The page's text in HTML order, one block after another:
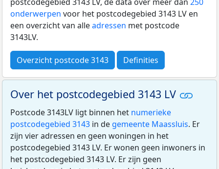
onderwerpen voor het postcodegebied 3143 LV en
een overzicht van alleadressen met postcode
3143LV.
Overzicht postcode 3143 Definities
Over het postcodegebied 3143 LV
Postcode 3143LV ligt binnen het numerieke
postcodegebied 3143 in de gemeente Maassluis. Er
zijn vier adressen en geen woningen in het
postcodegebied 3143 LV. Er wonen geen inwoners in
het postcodegebied 3143 LV. Er zijn geen